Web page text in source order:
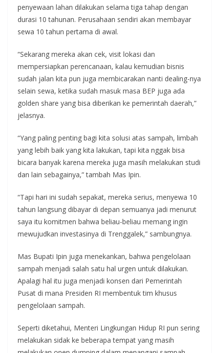
penyewaan lahan dilakukan selama tiga tahap dengan
durasi 10 tahunan. Perusahaan sendiri akan membayar
sewa 10 tahun pertama di awal.
“Sekarang mereka akan cek, visit lokasi dan
mempersiapkan perencanaan, kalau kemudian bisnis
sudah jalan kita pun juga membicarakan nanti dealing-nya
selain sewa, ketika sudah masuk masa BEP juga ada
golden share yang bisa diberikan ke pemerintah daerah,”
jelasnya.
“Yang paling penting bagi kita solusi atas sampah, limbah
yang lebih baik yang kita lakukan, tapi kita nggak bisa
bicara banyak karena mereka juga masih melakukan studi
dan lain sebagainya,” tambah Mas Ipin.
“Tapi hari ini sudah sepakat, mereka serius, menyewa 10
tahun langsung dibayar di depan semuanya jadi menurut
saya itu komitmen bahwa beliau-beliau memang ingin
mewujudkan investasinya di Trenggalek,” sambungnya.
Mas Bupati Ipin juga menekankan, bahwa pengelolaan
sampah menjadi salah satu hal urgen untuk dilakukan.
Apalagi hal itu juga menjadi konsen dari Pemerintah
Pusat di mana Presiden RI membentuk tim khusus
pengelolaan sampah.
Seperti diketahui, Menteri Lingkungan Hidup RI pun sering
melakukan sidak ke beberapa tempat yang masih